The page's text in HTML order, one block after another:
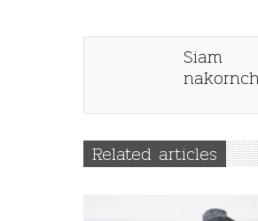
Siam
Related articles